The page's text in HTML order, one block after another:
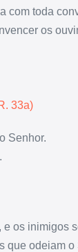
com toda
os
33a)
Senhor.
os inimigos
que odeiam o